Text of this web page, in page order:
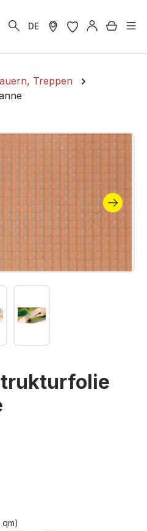
DE
Treppen
qm)